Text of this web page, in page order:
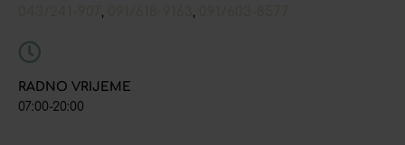
RADNO VRIJEME
07:00-20:00